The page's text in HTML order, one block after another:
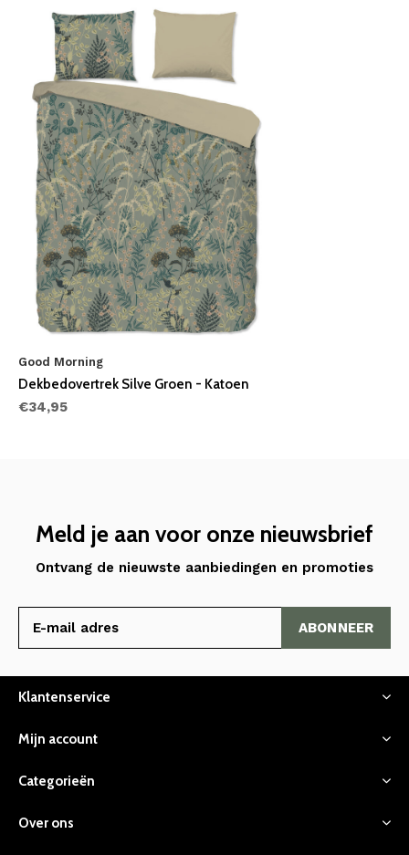
Good Morning
Dekbedovertrek Silve Groen - Katoen
€34,95
Meld je aan voor onze nieuwsbrief
Ontvang de nieuwste aanbiedingen en promoties
ABONNEER
Klantenservice
Mijn account
Categorieën
Over ons